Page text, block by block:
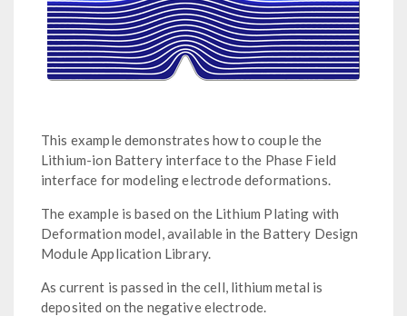
This example demonstrates how to couple the
Lithium-ion Battery interface to the Phase Field
interface for modeling electrode deformations.
The example is based on the Lithium Plating with
Deformation model, available in the Battery Design
Module Application Library.
As current is passed in the cell, lithium metal is
deposited on the negative electrode.